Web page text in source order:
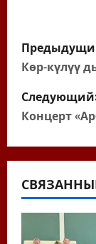
Н
а
в
и
г
а
ц
Көр-күлүү
Концерт